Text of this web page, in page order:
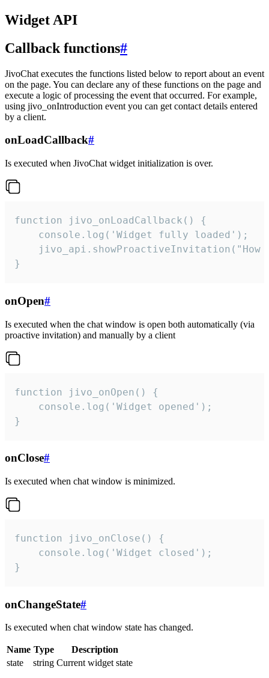
Widget API
Callback functions#
JivoChat executes the functions listed below to report about an event
on the page. You can declare any of these functions on the page and
execute a logic of processing the event that occurred. For example,
using jivo_onIntroduction event you can get contact details entered
by a client.
onLoadCallback#
Is executed when JivoChat widget initialization is over.
function jivo_onLoadCallback() {
    console.log('Widget fully loaded');
jivo_api.showProactiveInvitation("How
}
onOpen#
Is executed when the chat window is open both automatically (via
proactive invitation) and manually by a client
function jivo_onOpen() {
    console.log('Widget opened');
}
onClose#
Is executed when chat window is minimized.
function jivo_onClose() {
    console.log('Widget closed');
}
onChangeState#
Is executed when chat window state has changed.
Name Type
Description
state
string Current widget state